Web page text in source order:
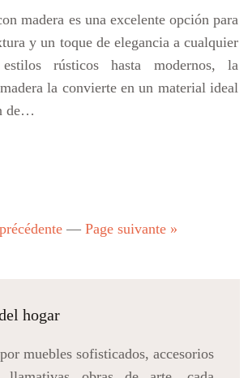
madera es una excelente opción para
y un toque de elegancia a cualquier
rústicos hasta modernos, la
la convierte en un material ideal
de…
— Page suivante »
hogar
muebles sofisticados, accesorios